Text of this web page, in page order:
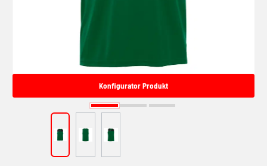
Konfigurator Produkt